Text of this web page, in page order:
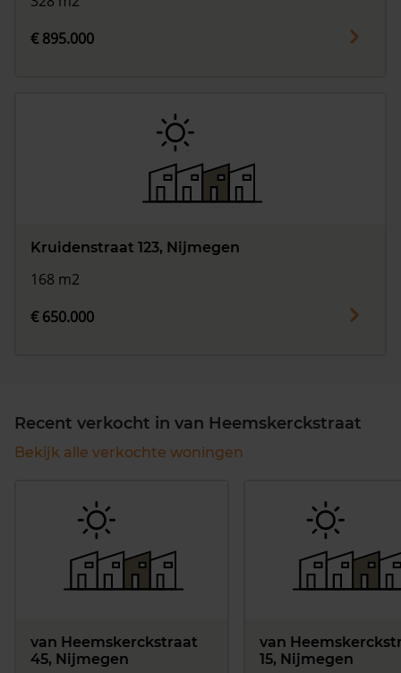
€ 895.000
Kruidenstraat 123, Nijmegen
168 m2
€ 650.000
Recent verkocht in van Heemskerckstraat
Bekijk alle verkochte woningen
van Heemskerckstraat
45, Nijmegen
van
15, Nijmegen